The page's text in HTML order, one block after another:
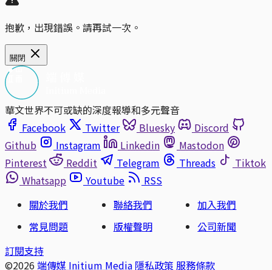
抱歉，出現錯誤。請再試一次。
關閉
華文世界不可或缺的深度報導和多元聲音
Facebook
Twitter Bluesky
Discord
Github
Instagram Linkedin
Mastodon
Pinterest
Reddit Telegram Threads
Tiktok
Whatsapp
Youtube
RSS
關於我們
聯絡我們
加入我們
常見問題
版權聲明
公司新聞
訂閱支持
©2026 端傳媒 Initium Media 隱私政策 服務條款